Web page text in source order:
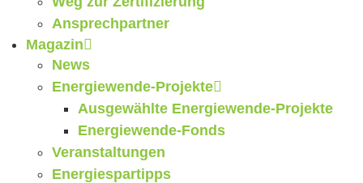
Ansprechpartner
Magazin
News
Energiewende-Projekte
Ausgewählte Energiewende-Projekte
Energiewende-Fonds
Veranstaltungen
Energiespartipps